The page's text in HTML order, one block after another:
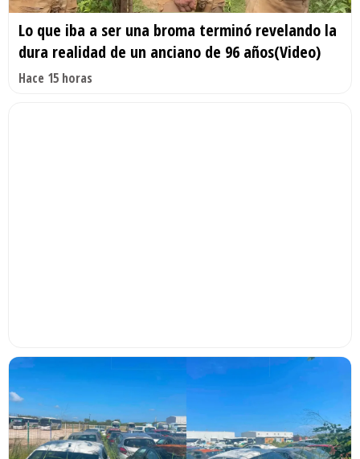
Lo que iba a ser una broma terminó revelando la
dura realidad de un anciano de 96 años(Video)
Hace 15 horas